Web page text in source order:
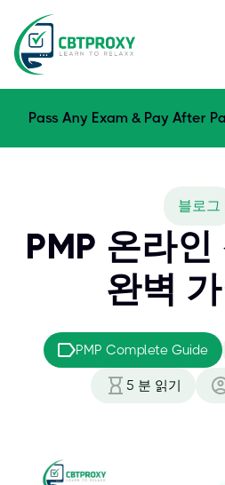
Pass Any Exam & Pay After
블로그
PMP 온라인
완벽
PMP Complete Guide
5 분 읽기